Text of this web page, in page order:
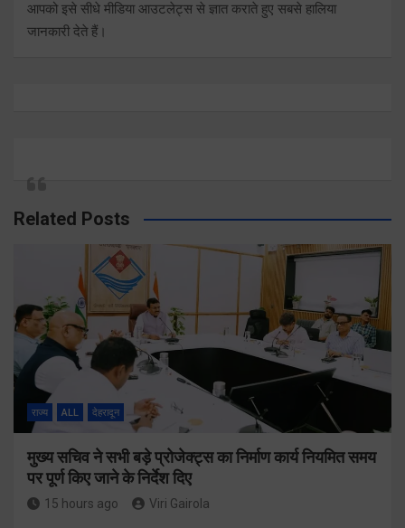
आपको इसे सीधे मीडिया आउटलेट्स से ज्ञात कराते हुए सबसे हालिया
जानकारी देते हैं।
Related Posts
राज्य ALL देहरादून
मुख्य सचिव ने सभी बड़े प्रोजेक्ट्स का निर्माण कार्य नियमित समय
पर पूर्ण किए जाने के निर्देश दिए
15 hours ago Viri Gairola